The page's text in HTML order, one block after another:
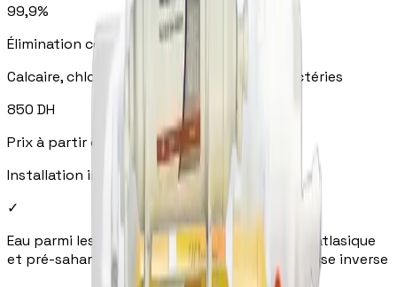
99,9%
Élimination contaminants
Calcaire, chlore, nitrates, métaux lourds, bactéries
850 DH
Prix à partir de
Installation incluse — aucun frais cachés
✓
Eau parmi les plus dures du Maroc — géologie atlasique
et pré-saharienne
—éliminé à 99,9% par osmose inverse